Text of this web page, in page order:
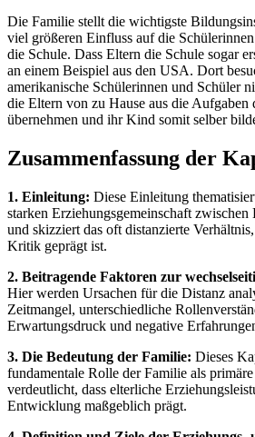
Die Familie stellt die wichtigste
viel größeren Einfluss auf die
die Schule. Dass Eltern die Schule sogar
an einem Beispiel aus den USA. Dort
amerikanische Schülerinnen und Schüler
die Eltern von zu Hause aus die Aufgaben
übernehmen und ihr Kind somit selber
Zusammenfassung der
1. Einleitung: Diese Einleitung
starken Erziehungsgemeinschaft zwischen
und skizziert das oft distanzierte
Kritik geprägt ist.
2. Beitragende Faktoren zur
Hier werden Ursachen für die Distanz
Zeitmangel, unterschiedliche
Erwartungsdruck und negative
3. Die Bedeutung der Familie: Dieses
fundamentale Rolle der Familie als
verdeutlicht, dass elterliche
Entwicklung maßgeblich prägt.